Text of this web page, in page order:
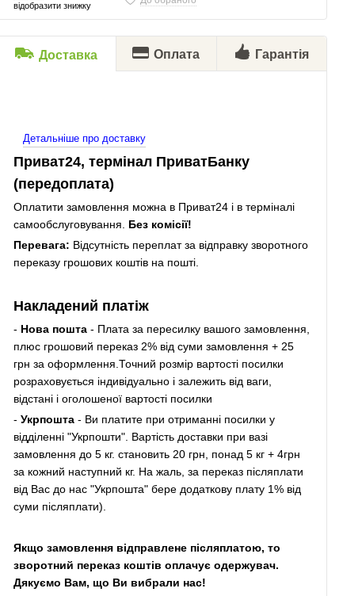
відобразити знижку
Доставка Оплата Гарантія
Детальніше про доставку
Приват24, термінал ПриватБанку
(передоплата)
Оплатити замовлення можна в Приват24 і в терміналі
самообслуговування. Без комісії!
Перевага: Відсутність переплат за відправку зворотного
переказу грошових коштів на пошті.
Накладений платіж
- Нова пошта- Плата за пересилку вашого замовлення,
плюс грошовий переказ 2% від суми замовлення + 25
грн за оформлення.Точний розмір вартості посилки
розраховується індивідуально і залежить від ваги,
відстані і оголошеної вартості посилки
- Укрпошта- Ви платите при отриманні посилки у
відділенні "Укрпошти". Вартість доставки при вазі
замовлення до 5 кг. становить 20 грн, понад 5 кг + 4грн
за кожний наступний кг. На жаль, за переказ післяплати
від Вас до нас "Укрпошта" бере додаткову плату 1% від
суми післяплати).
Якщо замовлення відправлене післяплатою, то
зворотний переказ коштів оплачує одержувач.
Дякуємо Вам, що Ви вибрали нас!